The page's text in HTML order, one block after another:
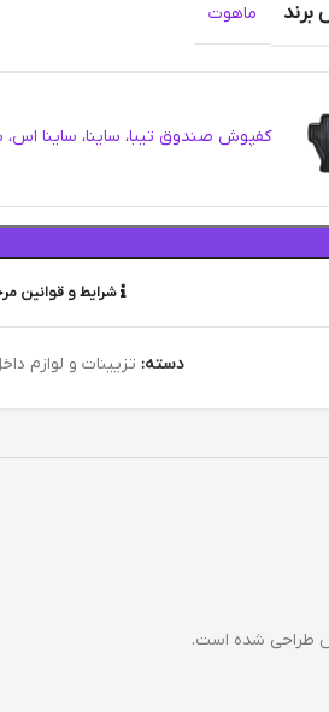
برند ماهوت
کفپوش صندوق تیبا، ساینا، ساینا
شرایط و قوانین
دسته: تزیینات و لوازم
طراحی شده است.